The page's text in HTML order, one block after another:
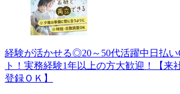
経験が活かせる◎20～50代活躍中日払
ト！実務経験1年以上の方大歓迎！【来
登録ＯＫ】